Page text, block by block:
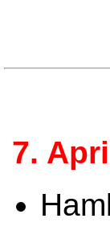
7.